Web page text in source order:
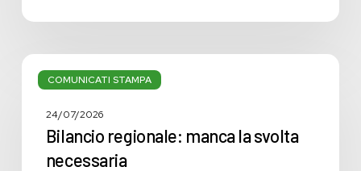
COMUNICATI STAMPA
Bilancio
regionale:
svolta
24/07/2026
Bilancio regionale: manca la svolta
necessaria